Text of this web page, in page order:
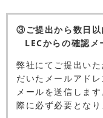
③ご提出から数日以
LECからの確認メ
弊社にてご提出い
だいたメールアド
メールを送信しま
際に必ず必要とな